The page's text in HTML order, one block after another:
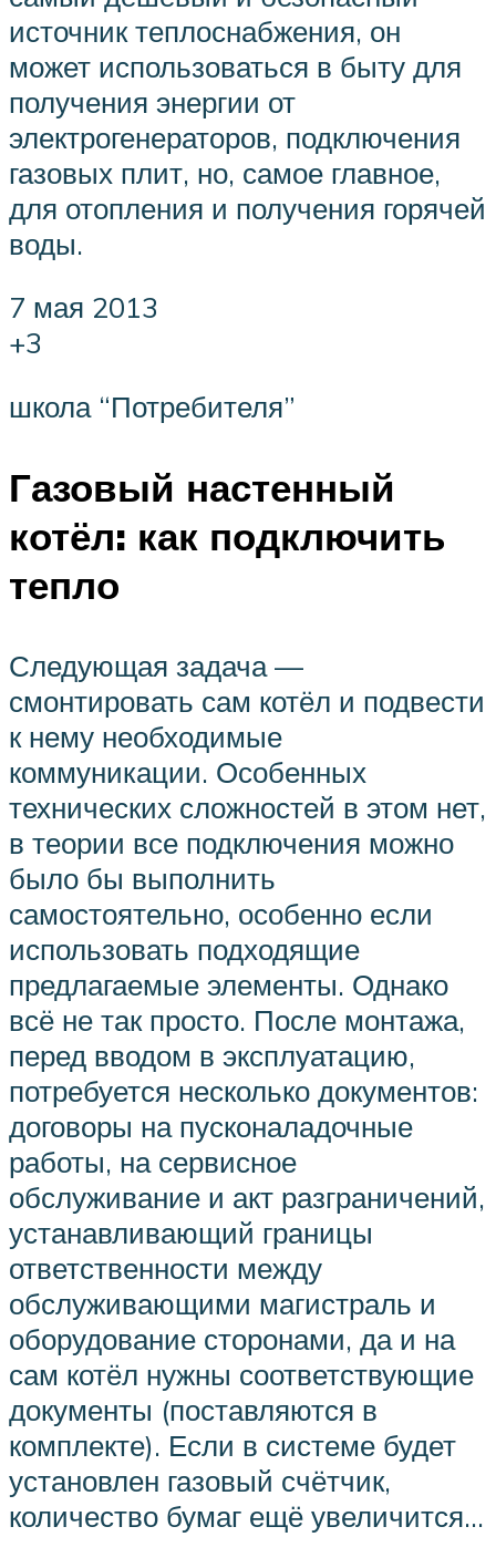
источник теплоснабжения, он
может использоваться в быту для
получения энергии от
электрогенераторов, подключения
газовых плит, но, самое главное,
для отопления и получения горячей
воды.
7 мая 2013
+3
школа “Потребителя”
Газовый настенный
котёл: как подключить
тепло
Следующая задача —
смонтировать сам котёл и подвести
к нему необходимые
коммуникации. Особенных
технических сложностей в этом нет,
в теории все подключения можно
было бы выполнить
самостоятельно, особенно если
использовать подходящие
предлагаемые элементы. Однако
всё не так просто. После монтажа,
перед вводом в эксплуатацию,
потребуется несколько документов:
договоры на пусконаладочные
работы, на сервисное
обслуживание и акт разграничений,
устанавливающий границы
ответственности между
обслуживающими магистраль и
оборудование сторонами, да и на
сам котёл нужны соответствующие
документы (поставляются в
комплекте). Если в системе будет
установлен газовый счётчик,
количество бумаг ещё увеличится…